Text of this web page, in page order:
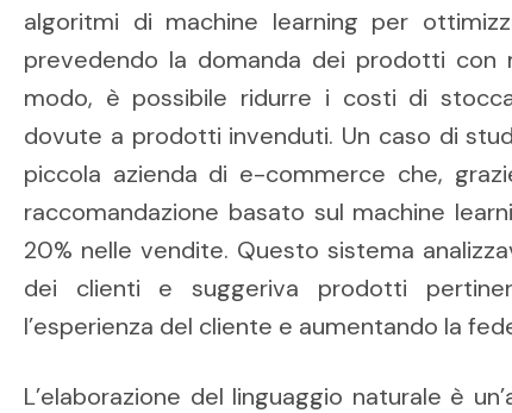
algoritmi di machine learning per
prevedendo la domanda dei prodotti con
modo, è possibile ridurre i costi di
dovute a prodotti invenduti. Un caso di
piccola azienda di e-commerce che,
raccomandazione basato sul machine
20% nelle vendite. Questo sistema
dei clienti e suggeriva prodotti
l’esperienza del cliente e aumentando la
L’elaborazione del linguaggio naturale è